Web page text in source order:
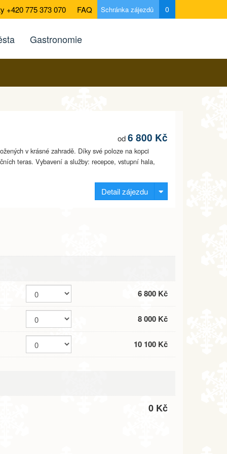
+420 775 373 070 FAQ Schránka zájezdů 0
Gastronomie
od6 800 Kč
v krásné zahradě. Díky své poloze na kopci
teras. Vybavení a služby: recepce, vstupní hala,
Detail zájezdu
6 800 Kč
8 000 Kč
10 100 Kč
0 Kč